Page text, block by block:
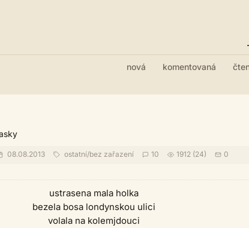
nová komentovaná
08.08.2013 ostatní/bez zařazení 10 1912 (24) 0
ustrasena mala holka
bezela bosa londynskou ulici
volala na kolemjdouci